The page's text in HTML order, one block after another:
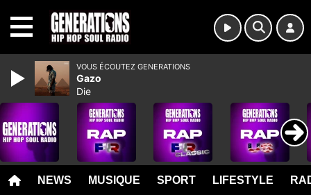
NEWS MUSIQUE SPORT LIFESTYLE
VOUS ÉCOUTEZ GENERATIONS
Gazo
Die